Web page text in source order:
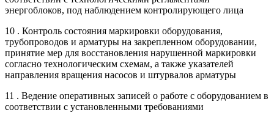
энергоблоков, под наблюдением контролирующего лица
10 . Контроль состояния маркировки оборудования,
трубопроводов и арматуры на закрепленном оборудовании,
принятие мер для восстановления нарушенной маркировки
согласно технологическим схемам, а также указателей
направления вращения насосов и штурвалов арматуры
11 . Ведение оперативных записей о работе с оборудованием в
соответствии с установленными требованиями